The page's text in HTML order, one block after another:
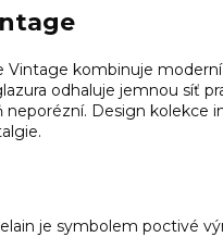
Vintage kombinuje
odhaluje jemnou síť
neporézní. Design kolekce
je symbolem poctivé